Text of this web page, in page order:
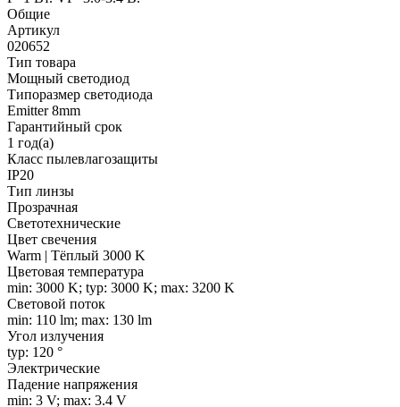
Общие
Артикул
020652
Тип товара
Мощный светодиод
Типоразмер светодиода
Emitter 8mm
Гарантийный срок
1 год(а)
Класс пылевлагозащиты
IP20
Тип линзы
Прозрачная
Светотехнические
Цвет свечения
Warm | Тёплый 3000 K
Цветовая температура
min: 3000 K; typ: 3000 K; max: 3200 K
Световой поток
min: 110 lm; max: 130 lm
Угол излучения
typ: 120 °
Электрические
Падение напряжения
min: 3 V; max: 3.4 V